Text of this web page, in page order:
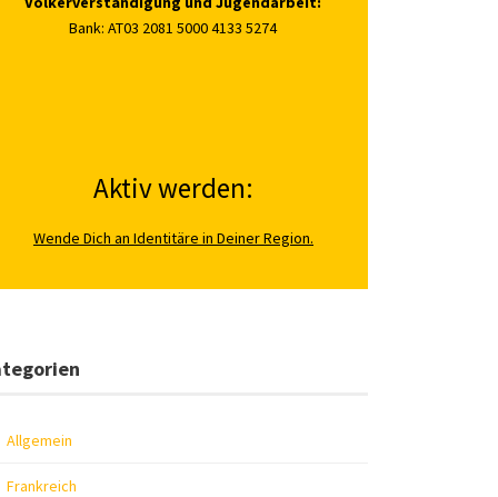
Bank: AT03 2081 5000 4133 5274
Aktiv werden:
Wende Dich an Identitäre in Deiner Region.
Allgemein
Frankreich